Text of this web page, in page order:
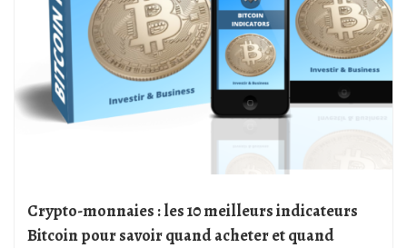
Crypto-monnaies : les 10 meilleurs indicateurs
Bitcoin pour savoir quand acheter et quand